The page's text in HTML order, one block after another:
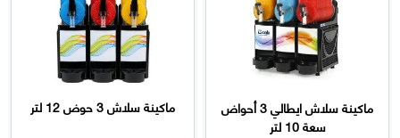
ماكينة سلاش ايطالي 3 أحواض
سعة 10 لتر
ماكينة سلاش 3 حوض 12 لتر